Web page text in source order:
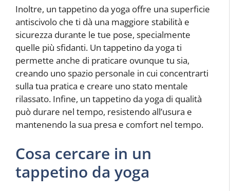
Inoltre, un tappetino da yoga offre una superficie
antiscivolo che ti dà una maggiore stabilità e
sicurezza durante le tue pose, specialmente
quelle più sfidanti. Un tappetino da yoga ti
permette anche di praticare ovunque tu sia,
creando uno spazio personale in cui concentrarti
sulla tua pratica e creare uno stato mentale
rilassato. Infine, un tappetino da yoga di qualità
può durare nel tempo, resistendo all’usura e
mantenendo la sua presa e comfort nel tempo.
Cosa cercare in un
tappetino da yoga